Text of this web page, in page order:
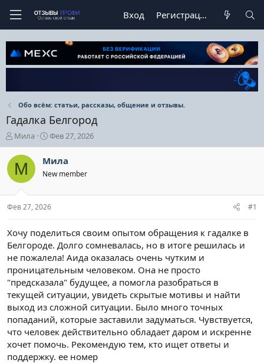
Вход Регистрация
Обо всём: статьи, рассказы, общение и отзывы.
Гадалка Белгород
А
в
т
о
р
е
м
Мила
Д
а
т
а
н
ч
а
а
Фев 27, 2026
М Мила
New member
Фев 27, 2026 #1
Хочу поделиться своим опытом обращения к гадалке в
Белгороде. Долго сомневалась, но в итоге решилась и
не пожалела! Аида оказалась очень чутким и
проницательным человеком. Она не просто
"предсказала" будущее, а помогла разобраться в
текущей ситуации, увидеть скрытые мотивы и найти
выход из сложной ситуации. Было много точных
попаданий, которые заставили задуматься. Чувствуется,
что человек действительно обладает даром и искренне
хочет помочь. Рекомендую тем, кто ищет ответы и
поддержку. ее номер